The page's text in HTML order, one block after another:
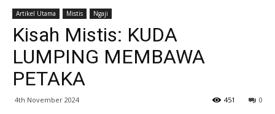
Artikel Utama Mistis Ngaji
Kisah Mistis: KUDA
LUMPING MEMBAWA
PETAKA
4th November 2024 0
451